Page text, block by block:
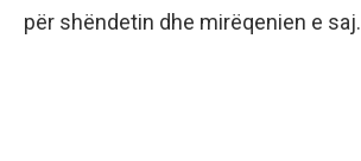
për shëndetin dhe mirëqenien e saj.